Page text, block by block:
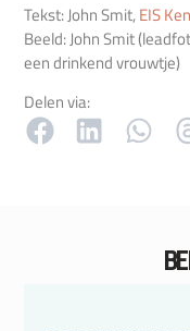
Tekst: John Smit,EIS
Beeld: John Smit
een drinkend vrouwtje)
Delen via: